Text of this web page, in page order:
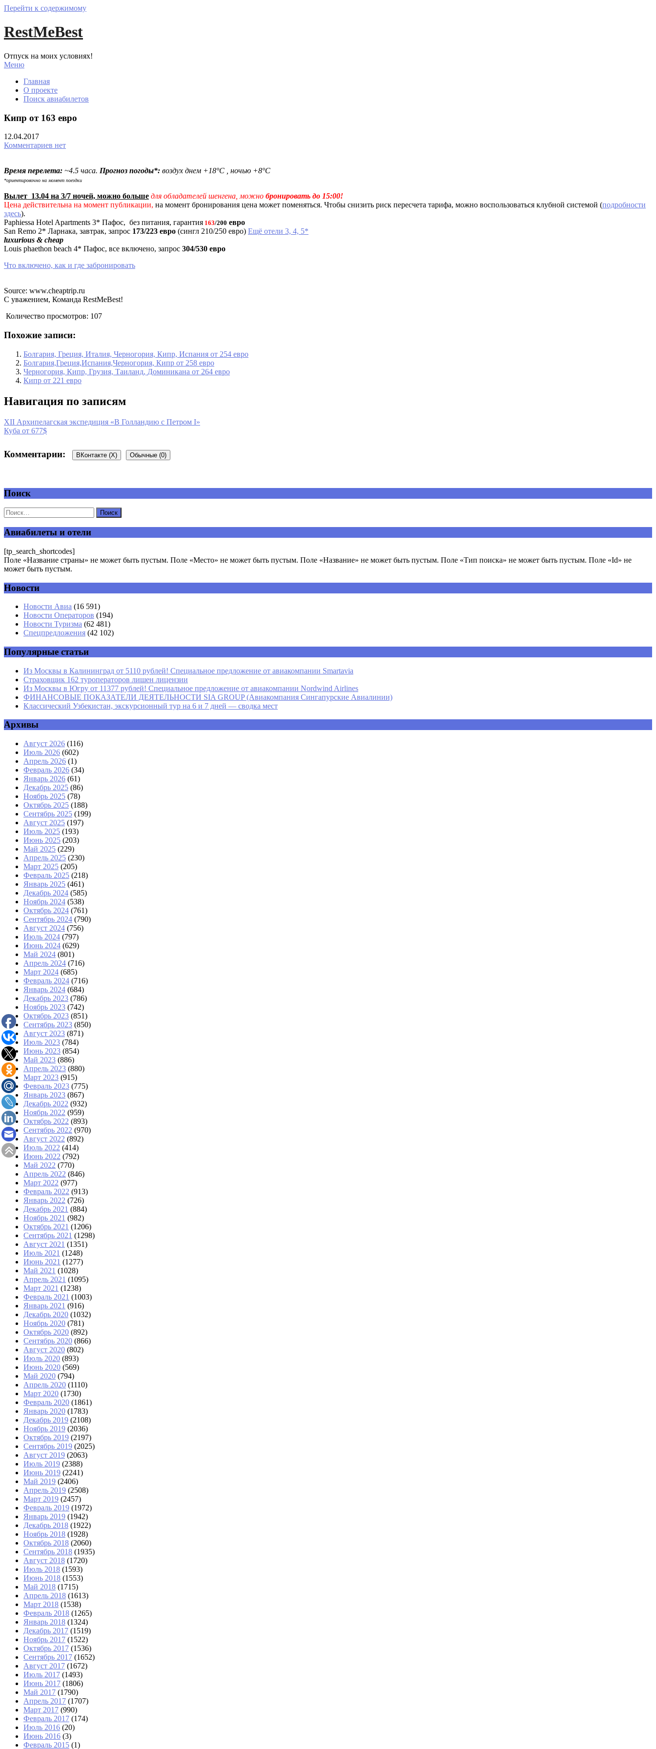
Перейти к содержимому
RestMeBest
Отпуск на моих условиях!
Меню
Главная
О проекте
Поиск авиабилетов
Кипр от 163 евро
12.04.2017
Комментариев нет
Время перелета: ~4.5 часа. Прогноз погоды*: воздух днем +18°С , ночью +8°С
*ориентировочно на момент поездки
Вылет 13.04 на 3/7 ночей, можно больше для обладателей шенгена, можно бронировать до 15:00!
Цена действительна на момент публикации, на момент бронирования цена может поменяться. Чтобы снизить риск пересчета тарифа, можно воспользоваться клубной системой (подробности
здесь).
Paphiessa Hotel Apartments 3* Пафос, без питания, гарантия 163/200 евро
San Remo 2* Ларнака, завтрак, запрос 173/223 евро (сингл 210/250 евро) Ещё отели 3, 4, 5*
luxurious & cheap
Louis phaethon beach 4* Пафос, все включено, запрос 304/530 евро
Что включено, как и где забронировать
Source: www.cheaptrip.ru
С уважением, Команда RestMeBest!
Количество просмотров: 107
Похожие записи:
Болгария, Греция, Италия, Черногория, Кипр, Испания от 254 евро
Болгария,Греция,Испания,Черногория, Кипр от 258 евро
Черногория, Кипр, Грузия, Таиланд, Доминикана от 264 евро
Кипр от 221 евро
Навигация по записям
XII Архипелагская экспедиция «В Голландию с Петром I»
Куба от 677$
Комментарии: ВКонтакте (X) Обычные (0)
Добавить комментарий
Ваш адрес email не будет опубликован.
Комментарий
Имя *
Email*
Поиск
Авиабилеты и отели
[tp_search_shortcodes]
Поле «Название страны» не может быть пустым. Поле «Место» не может быть пустым. Поле «Название» не может быть пустым. Поле «Тип поиска» не может быть пустым. Поле «Id» не
может быть пустым.
Новости
Новости Авиа (16 591)
Новости Операторов (194)
Новости Туризма (62 481)
Спецпредложения (42 102)
Популярные статьи
Из Москвы в Калининград от 5110 рублей! Специальное предложение от авиакомпании Smartavia
Страховщик 162 туроператоров лишен лицензии
Из Москвы в Югру от 11377 рублей! Специальное предложение от авиакомпании Nordwind Airlines
ФИНАНСОВЫЕ ПОКАЗАТЕЛИ ДЕЯТЕЛЬНОСТИ SIA GROUP (Авиакомпания Сингапурские Авиалинии)
Классический Узбекистан, экскурсионный тур на 6 и 7 дней — сводка мест
Архивы
Август 2026 (116)
Июль 2026 (602)
Апрель 2026 (1)
Февраль 2026 (34)
Январь 2026 (61)
Декабрь 2025 (86)
Ноябрь 2025 (78)
Октябрь 2025 (188)
Сентябрь 2025 (199)
Август 2025 (197)
Июль 2025 (193)
Июнь 2025 (203)
Май 2025 (229)
Апрель 2025 (230)
Март 2025 (205)
Февраль 2025 (218)
Январь 2025 (461)
Декабрь 2024 (585)
Ноябрь 2024 (538)
Октябрь 2024 (761)
Сентябрь 2024 (790)
Август 2024 (756)
Июль 2024 (797)
Июнь 2024 (629)
Май 2024 (801)
Апрель 2024 (716)
Март 2024 (685)
Февраль 2024 (716)
Январь 2024 (684)
Декабрь 2023 (786)
Ноябрь 2023 (742)
Октябрь 2023 (851)
Сентябрь 2023 (850)
Август 2023 (871)
Июль 2023 (784)
Июнь 2023 (854)
Май 2023 (886)
Апрель 2023 (880)
Март 2023 (915)
Февраль 2023 (775)
Январь 2023 (867)
Декабрь 2022 (932)
Ноябрь 2022 (959)
Октябрь 2022 (893)
Сентябрь 2022 (970)
Август 2022 (892)
Июль 2022 (414)
Июнь 2022 (792)
Май 2022 (770)
Апрель 2022 (846)
Март 2022 (977)
Февраль 2022 (913)
Январь 2022 (726)
Декабрь 2021 (884)
Ноябрь 2021 (982)
Октябрь 2021 (1206)
Сентябрь 2021 (1298)
Август 2021 (1351)
Июль 2021 (1248)
Июнь 2021 (1277)
Май 2021 (1028)
Апрель 2021 (1095)
Март 2021 (1238)
Февраль 2021 (1003)
Январь 2021 (916)
Декабрь 2020 (1032)
Ноябрь 2020 (781)
Октябрь 2020 (892)
Сентябрь 2020 (866)
Август 2020 (802)
Июль 2020 (893)
Июнь 2020 (569)
Май 2020 (794)
Апрель 2020 (1110)
Март 2020 (1730)
Февраль 2020 (1861)
Январь 2020 (1783)
Декабрь 2019 (2108)
Ноябрь 2019 (2036)
Октябрь 2019 (2197)
Сентябрь 2019 (2025)
Август 2019 (2063)
Июль 2019 (2388)
Июнь 2019 (2241)
Май 2019 (2406)
Апрель 2019 (2508)
Март 2019 (2457)
Февраль 2019 (1972)
Январь 2019 (1942)
Декабрь 2018 (1922)
Ноябрь 2018 (1928)
Октябрь 2018 (2060)
Сентябрь 2018 (1935)
Август 2018 (1720)
Июль 2018 (1593)
Июнь 2018 (1553)
Май 2018 (1715)
Апрель 2018 (1613)
Март 2018 (1538)
Февраль 2018 (1265)
Январь 2018 (1324)
Декабрь 2017 (1519)
Ноябрь 2017 (1522)
Октябрь 2017 (1536)
Сентябрь 2017 (1652)
Август 2017 (1672)
Июль 2017 (1493)
Июнь 2017 (1806)
Май 2017 (1790)
Апрель 2017 (1707)
Март 2017 (990)
Февраль 2017 (174)
Июль 2016 (20)
Июнь 2016 (3)
Февраль 2015 (1)